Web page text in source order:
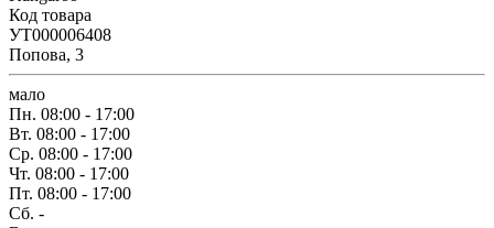
Код товара
УТ000006408
Попова, 3
мало
Пн. 08:00 - 17:00
Вт. 08:00 - 17:00
Ср. 08:00 - 17:00
Чт. 08:00 - 17:00
Пт. 08:00 - 17:00
Сб. -